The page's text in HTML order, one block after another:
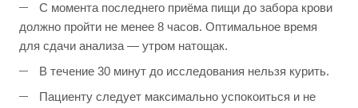
С момента последнего приёма пищи до забора крови
должно пройти не менее 8 часов. Оптимальное время
для сдачи анализа — утром натощак.
В течение 30 минут до исследования нельзя курить.
Пациенту следует максимально успокоиться и не